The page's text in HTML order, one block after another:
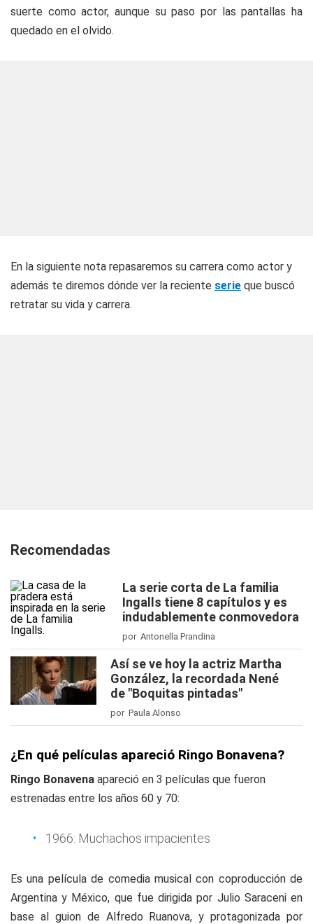
suerte como actor, aunque su paso por las pantallas ha
quedado en el olvido.
En la siguiente nota repasaremos su carrera como actor y
además te diremos dónde ver la reciente serie que buscó
retratar su vida y carrera.
Recomendadas
La serie corta de La familia
Ingalls tiene 8 capítulos y es
indudablemente conmovedora
por Antonella Prandina
Así se ve hoy la actriz Martha
González, la recordada Nené
de "Boquitas pintadas"
por Paula Alonso
¿En qué películas apareció Ringo Bonavena?
Ringo Bonavena apareció en 3 películas que fueron
estrenadas entre los años 60 y 70:
1966: Muchachos impacientes
Es una película de comedia musical con coproducción de
Argentina y México, que fue dirigida por Julio Saraceni en
base al guion de Alfredo Ruanova, y protagonizada por